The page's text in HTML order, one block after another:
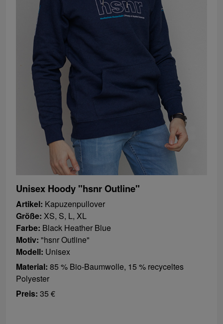
Unisex Hoody "hsnr Outline"
Artikel: Kapuzenpullover
Größe: XS, S, L, XL
Farbe: Black Heather Blue
Motiv: "hsnr Outline"
Modell: Unisex
Material: 85 % Bio-Baumwolle, 15 % recyceltes
Polyester
Preis: 35 €